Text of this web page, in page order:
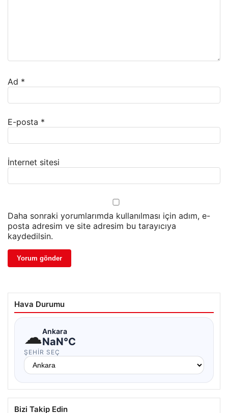
Ad *
E-posta *
İnternet sitesi
Daha sonraki yorumlarımda kullanılması için adım, e-
posta adresim ve site adresim bu tarayıcıya
kaydedilsin.
Hava Durumu
☁Ankara
NaN°C
ŞEHIR SEÇ
Bizi Takip Edin